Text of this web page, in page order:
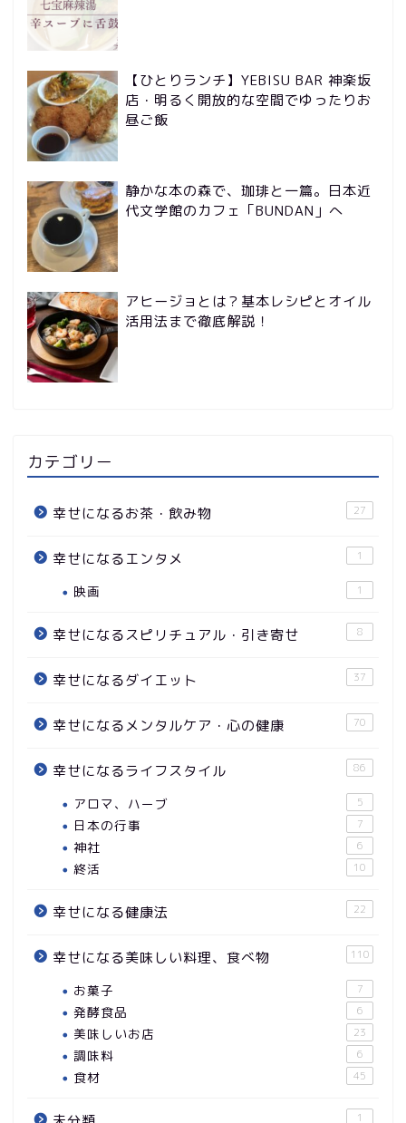
【ひとりランチ】YEBISU BAR 神楽坂
店・明るく開放的な空間でゆったりお
昼ご飯
静かな本の森で、珈琲と一篇。日本近
代文学館のカフェ「BUNDAN」へ
アヒージョとは？基本レシピとオイル
活用法まで徹底解説！
カテゴリー
幸せになるお茶・飲み物 27
幸せになるエンタメ 1
映画 1
幸せになるスピリチュアル・引き寄せ 8
幸せになるダイエット 37
幸せになるメンタルケア・心の健康 70
幸せになるライフスタイル 86
アロマ、ハーブ 5
日本の行事 7
神社 6
終活 10
幸せになる健康法 22
幸せになる美味しい料理、食べ物 110
お菓子 7
発酵食品 6
美味しいお店 23
調味料 6
食材 45
1